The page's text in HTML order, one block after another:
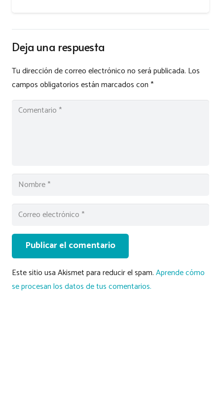
Deja una respuesta
Tu dirección de correo electrónico no será publicada. Los
campos obligatorios están marcados con*
Publicar el comentario
Este sitio usa Akismet para reducir el spam.Aprende cómo
se procesan los datos de tus comentarios.